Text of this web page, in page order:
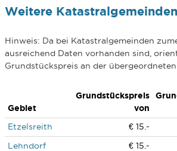
Weitere
Hinweis: Da bei Katastralgemeinden
ausreichend Daten vorhanden sind,
Grundstückspreis an der übergeordneten
Gebiet
Grundstückspreis
von
Etzelsreith
€ 15.-
Lehndorf
€ 15.-